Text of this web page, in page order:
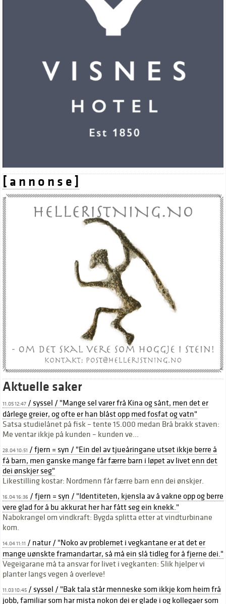
[ a n n o n s e ]
Aktuelle saker
11.05 12:47 / syssel / "Mange sel varer frå Kina og sånt, men det er
dårlege greier, og ofte er han blåst opp med fosfat og vatn"
Satsa studielånet på fisk – tente 15.000 medan Brå brakk staven:
Me ventar ikkje på kunden – kunden ve...
28.04 10:51 / fjern = syn / "Ein del av tjueåringane utset ikkje berre å
få barn, men ganske mange får færre barn i løpet av livet enn det
dei ønskjer seg"
Likestilling kostar: Nordmenn får færre barn enn dei ønskjer.
16.04 16:36 / fjern = syn / "Identiteten, kjensla av å vakne opp og berre
vere glad for å bu akkurat her har fått seg ein knekk."
Nabokrangel om vindkraft: Bygda splitta etter at vindturbinane
kom.
14.04 11:11 / natur / "Noko av problemet i vegkantane er at det er
mange uønskte framandartar, så må ein slå tidleg for å fjerne dei."
Vegeigarane må ta ansvar for livet i vegkanten: Slik hjelper vi
planter langs vegen å overleve!
11.03 10:45 / syssel / "Bak tala står menneske som ikkje kom heim frå
jobb, familiar som har mista nokon dei er glade i og kollegaer som